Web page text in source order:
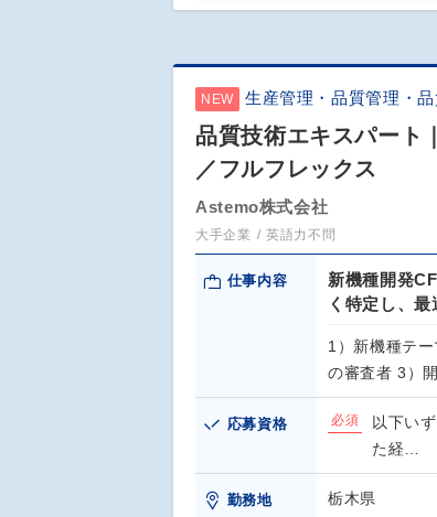
NEW 生産管理・品質管理・
品質技術エキスパート
／フルフレックス
Astemo株式会社
大手企業 英語力不問
仕事内容
新機種開発
く特定し、
1）新機種テ
の審査者 3）
応募資格 必須
以下い
た経…
勤務地 栃木県